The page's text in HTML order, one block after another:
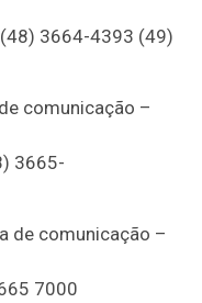
(48) 3664-4393 (49)
comunicação –
3665-
de comunicação –
7000